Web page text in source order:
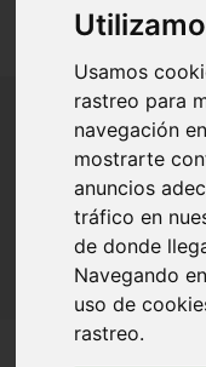
Usamos
rastreo para
navegación
mostrarte
anuncios
tráfico en
de donde
Navegando
uso de
rastreo.
Inicio Amigos